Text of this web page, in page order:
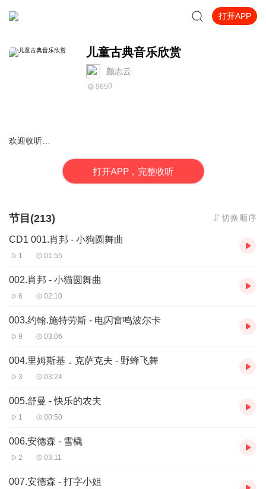
打开APP
儿童古典音乐欣赏
颜志云
9650
欢迎收听…
打开APP，完整收听
节目(213) 切换顺序
CD1 001.肖邦 - 小狗圆舞曲
1 01:55
002.肖邦 - 小猫圆舞曲
6 02:10
003.约翰.施特劳斯 - 电闪雷鸣波尔卡
9 03:06
004.里姆斯基．克萨克夫 - 野蜂飞舞
3 03:24
005.舒曼 - 快乐的农夫
1 00:50
006.安德森 - 雪橇
2 03:11
007.安德森 - 打字小姐